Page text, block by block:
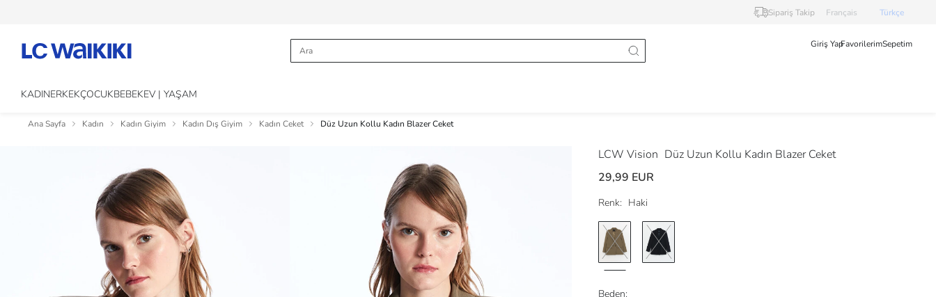
Sipariş Takip Français Türkçe
Giriş YapFavorilerimSepetim
KADINERKEKÇOCUKBEBEKEV | YAŞAM
Ana Sayfa Kadın Kadın Giyim Kadın Dış Giyim Kadın Ceket Düz Uzun Kollu Kadın Blazer Ceket
LCW Vision Düz Uzun Kollu Kadın Blazer Ceket
29,99 EUR
Renk: Haki
Beden: